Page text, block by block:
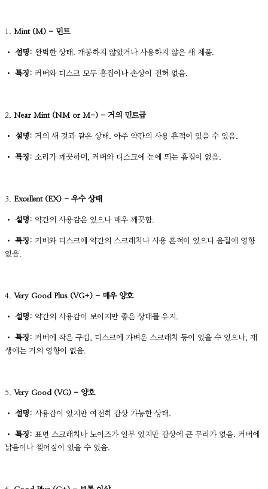
1. Mint (M) - 민트
• 설명: 완벽한 상태. 개봉하지 않았거나 사용하지 않은 새 제품.
• 특징: 커버와 디스크 모두 흠집이나 손상이 전혀 없음.
2. Near Mint (NM or M-) - 거의 민트급
• 설명: 거의 새 것과 같은 상태. 아주 약간의 사용 흔적이 있을 수 있음.
• 특징: 소리가 깨끗하며, 커버와 디스크에 눈에 띄는 흠집이 없음.
3. Excellent (EX) - 우수 상태
• 설명: 약간의 사용감은 있으나 매우 깨끗함.
• 특징: 커버와 디스크에 약간의 스크래치나 사용 흔적이 있으나 음질에 영향
없음.
4. Very Good Plus (VG+) - 매우 양호
• 설명: 약간의 사용감이 보이지만 좋은 상태를 유지.
• 특징: 커버에 작은 구김, 디스크에 가벼운 스크래치 등이 있을 수 있으나, 재
생에는 거의 영향이 없음.
5. Very Good (VG) - 양호
• 설명: 사용감이 있지만 여전히 감상 가능한 상태.
• 특징: 표면 스크래치나 노이즈가 일부 있지만 감상에 큰 무리가 없음. 커버에
낡음이나 찢어짐이 있을 수 있음.